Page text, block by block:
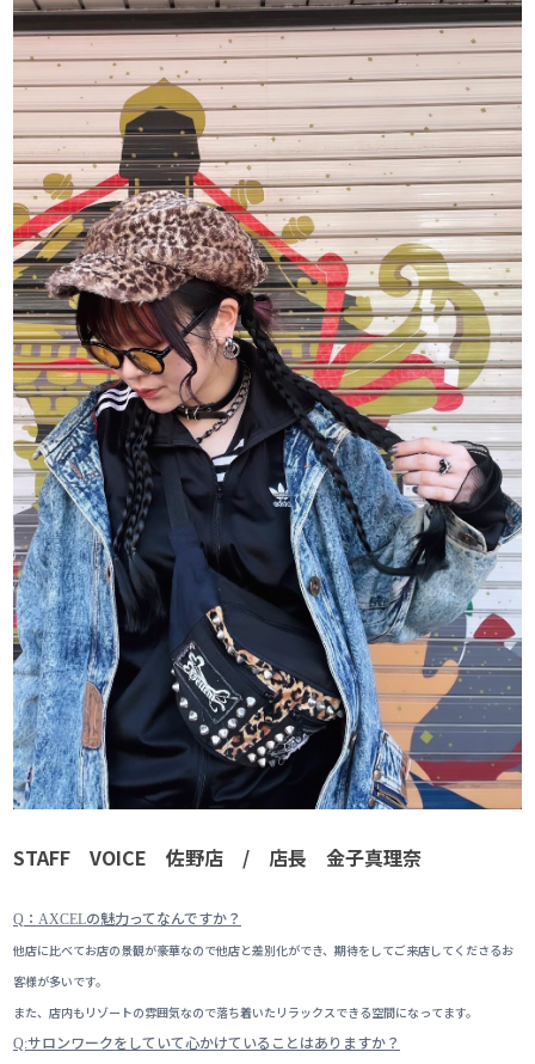
STAFF VOICE 佐野店 / 店長 金子真理奈
Q ： AXCELの魅力ってなんですか？
他店に比べてお店の景観が豪華なので他店と差別化ができ、期待をしてご来店してくださるお
客様が多いです。
また、店内もリゾートの雰囲気なので落ち着いたリラックスできる空間になってます。
Q:サロンワークをしていて心かけていることはありますか？